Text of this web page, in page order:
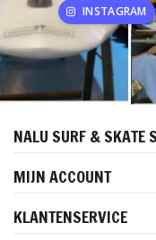
INSTAGRAM
NALU SURF & SKATE
MIJN ACCOUNT
KLANTENSERVICE